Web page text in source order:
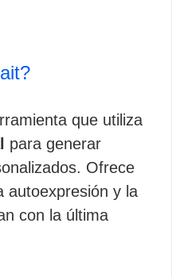
que utiliza
para generar
Ofrece
autoexpresión y la
con la última